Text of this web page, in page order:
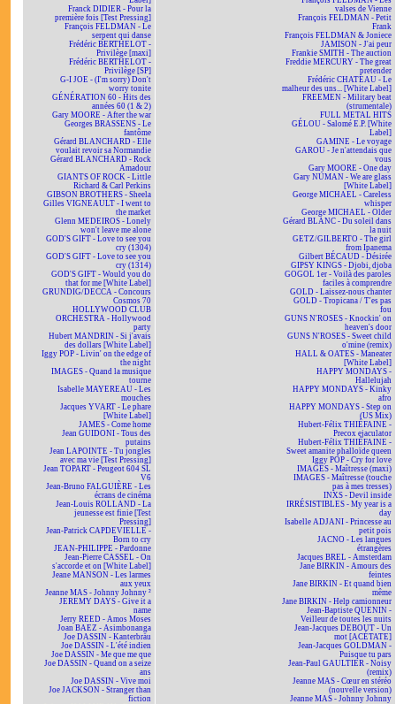
Franck DIDIER - Pour la
première fois [Test Pressing]
François FELDMAN - Le
serpent qui danse
Frédéric BERTHELOT -
Privilège [maxi]
Frédéric BERTHELOT -
Privilège [SP]
G-I JOE - (I'm sorry) Don't
worry tonite
GÉNÉRATION 60 - Hits des
années 60 (1 & 2)
Gary MOORE - After the war
Georges BRASSENS - Le
fantôme
Gérard BLANCHARD - Elle
voulait revoir sa Normandie
Gérard BLANCHARD - Rock
Amadour
GIANTS OF ROCK - Little
Richard & Carl Perkins
GIBSON BROTHERS - Sheela
Gilles VIGNEAULT - I went to
the market
Glenn MEDEIROS - Lonely
won't leave me alone
GOD'S GIFT - Love to see you
cry (1304)
GOD'S GIFT - Love to see you
cry (1314)
GOD'S GIFT - Would you do
that for me [White Label]
GRUNDIG/DECCA - Concours
Cosmos 70
HOLLYWOOD CLUB
ORCHESTRA - Hollywood
party
Hubert MANDRIN - Si j'avais
des dollars [White Label]
Iggy POP - Livin' on the edge of
the night
IMAGES - Quand la musique
tourne
Isabelle MAYEREAU - Les
mouches
Jacques YVART - Le phare
[White Label]
JAMES - Come home
Jean GUIDONI - Tous des
putains
Jean LAPOINTE - Tu jongles
avec ma vie [Test Pressing]
Jean TOPART - Peugeot 604 SL
V6
Jean-Bruno FALGUIÈRE - Les
écrans de cinéma
Jean-Louis ROLLAND - La
jeunesse est finie [Test
Pressing]
Jean-Patrick CAPDEVIELLE -
Born to cry
JEAN-PHILIPPE - Pardonne
Jean-Pierre CASSEL - On
s'accorde et on [White Label]
Jeane MANSON - Les larmes
aux yeux
Jeanne MAS - Johnny Johnny ²
JEREMY DAYS - Give it a
name
Jerry REED - Amos Moses
Joan BAEZ - Asimbonanga
Joe DASSIN - Kanterbräu
Joe DASSIN - L'été indien
Joe DASSIN - Me que me que
Joe DASSIN - Quand on a seize
ans
Joe DASSIN - Vive moi
Joe JACKSON - Stranger than
fiction
valses de Vienne
François FELDMAN - Petit
Frank
François FELDMAN & Joniece
JAMISON - J'ai peur
Frankie SMITH - The auction
Freddie MERCURY - The great
pretender
Frédéric CHATEAU - Le
malheur des uns... [White Label]
FREEMEN - Military beat
(strumentale)
FULL METAL HITS
GÉLOU - Salomé E.P. [White
Label]
GAMINE - Le voyage
GAROU - Je n'attendais que
vous
Gary MOORE - One day
Gary NUMAN - We are glass
[White Label]
George MICHAEL - Careless
whisper
George MICHAEL - Older
Gérard BLANC - Du soleil dans
la nuit
GETZ/GILBERTO - The girl
from Ipanema
Gilbert BÉCAUD - Désirée
GIPSY KINGS - Djobi, djoba
GOGOL 1er - Voilà des paroles
faciles à comprendre
GOLD - Laissez-nous chanter
GOLD - Tropicana / T'es pas
fou
GUNS N'ROSES - Knockin' on
heaven's door
GUNS N'ROSES - Sweet child
o'mine (remix)
HALL & OATES - Maneater
[White Label]
HAPPY MONDAYS -
Hallelujah
HAPPY MONDAYS - Kinky
afro
HAPPY MONDAYS - Step on
(US Mix)
Hubert-Félix THIÉFAINE -
Precox ejaculator
Hubert-Félix THIÉFAINE -
Sweet amanite phalloïde queen
Iggy POP - Cry for love
IMAGES - Maîtresse (maxi)
IMAGES - Maîtresse (touche
pas à mes tresses)
INXS - Devil inside
IRRÉSISTIBLES - My year is a
day
Isabelle ADJANI - Princesse au
petit pois
JACNO - Les langues
étrangères
Jacques BREL - Amsterdam
Jane BIRKIN - Amours des
feintes
Jane BIRKIN - Et quand bien
même
Jane BIRKIN - Help camionneur
Jean-Baptiste QUENIN -
Veilleur de toutes les nuits
Jean-Jacques DEBOUT - Un
mot [ACÉTATE]
Jean-Jacques GOLDMAN -
Puisque tu pars
Jean-Paul GAULTIER - Noisy
(remix)
Jeanne MAS - Cœur en stéréo
(nouvelle version)
Jeanne MAS - Johnny Johnny